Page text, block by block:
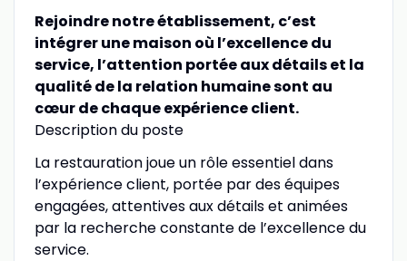
Rejoindre notre établissement, c’est
intégrer une maison où l’excellence du
service, l’attention portée aux détails et la
qualité de la relation humaine sont au
cœur de chaque expérience client.
Description du poste
La restauration joue un rôle essentiel dans
l’expérience client, portée par des équipes
engagées, attentives aux détails et animées
par la recherche constante de l’excellence du
service.